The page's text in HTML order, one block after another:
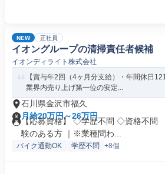
NEW 正社員
イオングループの清掃責任者候補
イオンディライト株式会社
【賞与年2回（4ヶ月分支給）・年間休日
業界内売り上げ第一位の安定...
石川県金沢市福久
月給20万円～26万円
【応募資格】 ◇学歴不問 ◇資格不問
験のある方 ｜※業種問わ...
バイク通勤OK 学歴不問 +8個